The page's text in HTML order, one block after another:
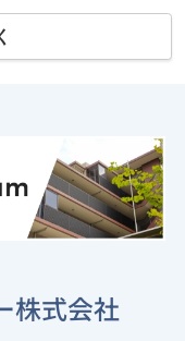
株式会社